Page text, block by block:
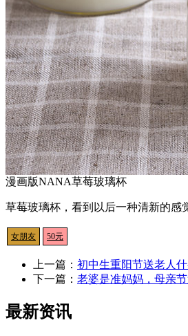
漫画版NANA草莓玻璃杯
草莓玻璃杯，看到以后一种清新的感
女朋友 50元
上一篇： 初中生重阳节送老人
下一篇： 老婆是准妈妈，母亲
最新资讯